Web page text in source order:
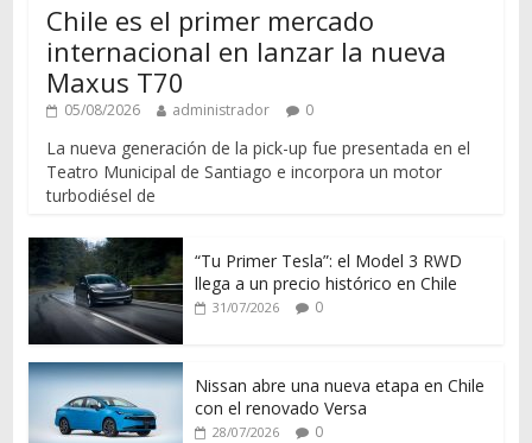
Chile es el primer mercado
internacional en lanzar la nueva
Maxus T70
05/08/2026 administrador 0
La nueva generación de la pick-up fue presentada en el
Teatro Municipal de Santiago e incorpora un motor
turbodiésel de
“Tu Primer Tesla”: el Model 3 RWD
llega a un precio histórico en Chile
31/07/2026 0
Nissan abre una nueva etapa en Chile
con el renovado Versa
28/07/2026 0